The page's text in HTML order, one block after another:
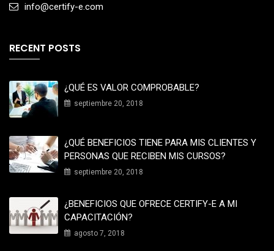
info@certify-e.com
RECENT POSTS
¿QUÉ ES VALOR COMPROBABLE?
septiembre 20, 2018
¿QUÉ BENEFICIOS TIENE PARA MIS CLIENTES Y
PERSONAS QUE RECIBEN MIS CURSOS?
septiembre 20, 2018
¿BENEFICIOS QUE OFRECE CERTIFY-E A MI
CAPACITACIÓN?
agosto 7, 2018